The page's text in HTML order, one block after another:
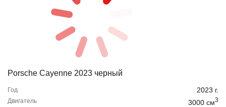
Porsche Cayenne 2023 черный
Год 2023 г.
Двигатель 3000 cм3